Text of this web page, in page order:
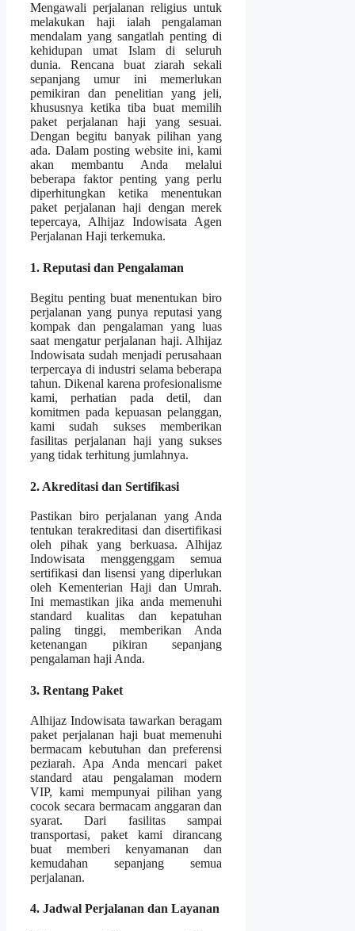
Mengawali perjalanan religius untuk
melakukan haji ialah pengalaman
mendalam yang sangatlah penting di
kehidupan umat Islam di seluruh
dunia. Rencana buat ziarah sekali
sepanjang umur ini memerlukan
pemikiran dan penelitian yang jeli,
khususnya ketika tiba buat memilih
paket perjalanan haji yang sesuai.
Dengan begitu banyak pilihan yang
ada. Dalam posting website ini, kami
akan membantu Anda melalui
beberapa faktor penting yang perlu
diperhitungkan ketika menentukan
paket perjalanan haji dengan merek
tepercaya, Alhijaz Indowisata Agen
Perjalanan Haji terkemuka.
1. Reputasi dan Pengalaman
Begitu penting buat menentukan biro
perjalanan yang punya reputasi yang
kompak dan pengalaman yang luas
saat mengatur perjalanan haji. Alhijaz
Indowisata sudah menjadi perusahaan
terpercaya di industri selama beberapa
tahun. Dikenal karena profesionalisme
kami, perhatian pada detil, dan
komitmen pada kepuasan pelanggan,
kami sudah sukses memberikan
fasilitas perjalanan haji yang sukses
yang tidak terhitung jumlahnya.
2. Akreditasi dan Sertifikasi
Pastikan biro perjalanan yang Anda
tentukan terakreditasi dan disertifikasi
oleh pihak yang berkuasa. Alhijaz
Indowisata menggenggam semua
sertifikasi dan lisensi yang diperlukan
oleh Kementerian Haji dan Umrah.
Ini memastikan jika anda memenuhi
standard kualitas dan kepatuhan
paling tinggi, memberikan Anda
ketenangan pikiran sepanjang
pengalaman haji Anda.
3. Rentang Paket
Alhijaz Indowisata tawarkan beragam
paket perjalanan haji buat memenuhi
bermacam kebutuhan dan preferensi
peziarah. Apa Anda mencari paket
standard atau pengalaman modern
VIP, kami mempunyai pilihan yang
cocok secara bermacam anggaran dan
syarat. Dari fasilitas sampai
transportasi, paket kami dirancang
buat memberi kenyamanan dan
kemudahan sepanjang semua
perjalanan.
4. Jadwal Perjalanan dan Layanan